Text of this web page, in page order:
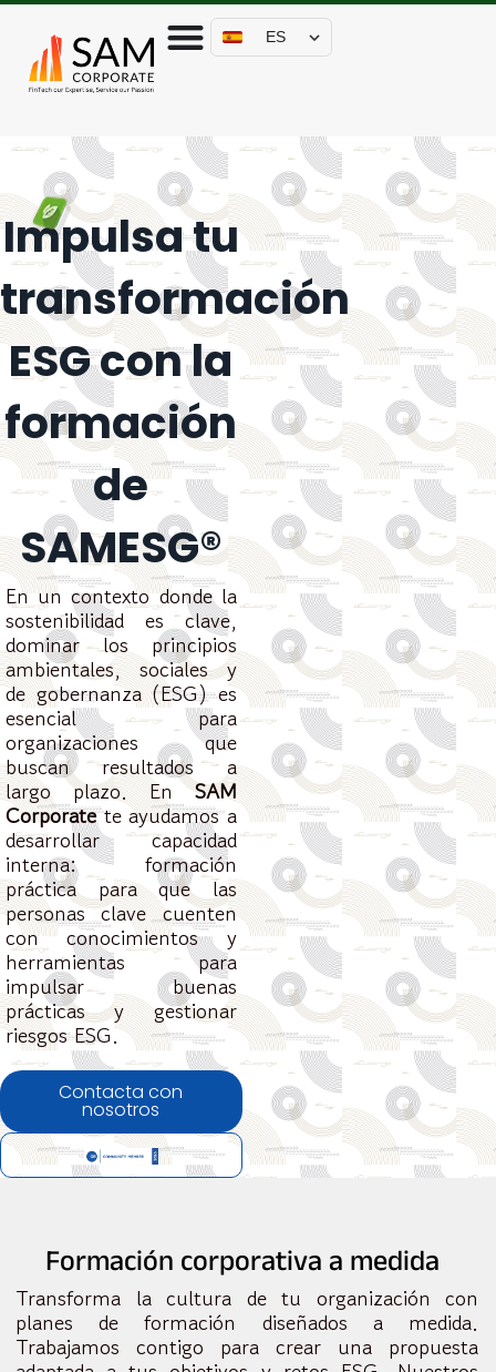
ES
Impulsa tu
transformación
ESG con la
formación
de
SAMESG®
En un contexto donde la
sostenibilidad es clave,
dominar los principios
ambientales, sociales y
de gobernanza (ESG) es
esencial para
organizaciones que
buscan resultados a
largo plazo. EnSAM
Corporatete ayudamos a
desarrollar capacidad
interna: formación
práctica para que las
personas clave cuenten
con conocimientos y
herramientas para
impulsar buenas
prácticas y gestionar
riesgos ESG.
Contacta con
nosotros
Formación corporativa a medida
Transforma la cultura de tu organización con
planes de formación diseñados a medida.
Trabajamos contigo para crear una propuesta